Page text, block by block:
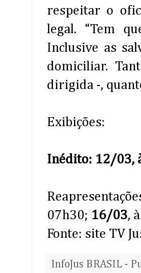
respeitar o
legal. “Tem
Inclusive as
domiciliar.
dirigida -,
Exibições:
Inédito: 12/03,
07h30; 16/03,
Fonte: site TV
InfoJus BRASIL -